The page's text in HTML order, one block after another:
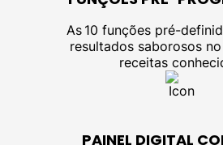
As 10 funções pré-
resultados saborosos
receitas
PAINEL DIGITAL